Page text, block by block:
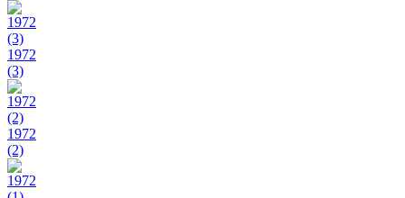
1972
(3)
1972
(2)